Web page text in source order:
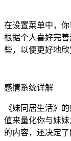
在设置菜单中，
根据个人喜好完
些，以便更好地欣
感情系统详解
《妹同居生活》
值来量化你与妹
的内容，还决定